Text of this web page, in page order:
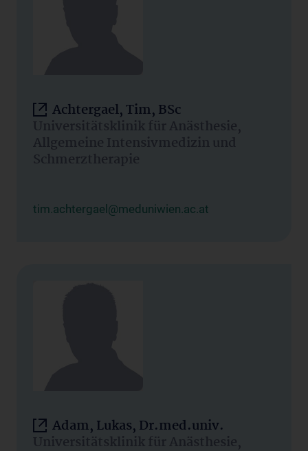
Achtergael, Tim, BSc
Universitätsklinik für Anästhesie,
Allgemeine Intensivmedizin und
Schmerztherapie
tim.achtergael@meduniwien.ac.at
Adam, Lukas, Dr.med.univ.
Universitätsklinik für Anästhesie,